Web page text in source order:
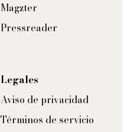
Magzter
Pressreader
Legales
Aviso de privacidad
Términos de servicio